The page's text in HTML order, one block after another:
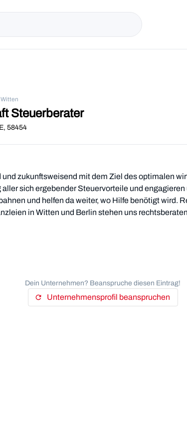
Steuerberater
58454
und zukunftsweisend mit dem Ziel des optimalen
sich ergebender Steuervorteile und engagieren
und helfen da weiter, wo Hilfe benötigt wird.
in Witten und Berlin stehen uns
Dein Unternehmen? Beanspruche diesen Eintrag!
refresh Unternehmensprofil beanspruchen